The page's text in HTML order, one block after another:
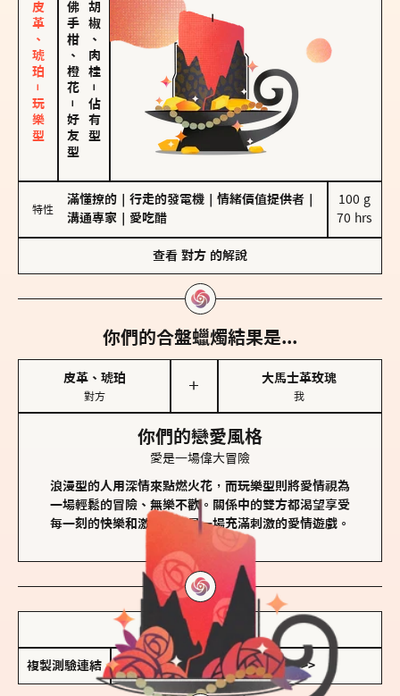
皮革、琥珀－玩樂型 佛手柑、橙花
－
好友型
胡椒、肉桂
－
佔有型
特性
滿懂撩的 行走的發電機 情緒價值提供者
溝通專家
愛吃醋
100 g
70 hrs
查看 對方 的解說
你們的合盤蠟燭結果是...
皮革、琥珀
對方
＋
大馬士革玫瑰
我
你們的戀愛風格
愛是一場偉大冒險
浪漫型的人用深情來點燃火花，而玩樂型則將愛情視為
一場輕鬆的冒險、無樂不歡。關係中的雙方都渴望享受
每一刻的快樂和激動，像是一場充滿刺激的愛情遊戲。
儲存我的結果圖
複製測驗連結 查看香氛類型全解析 >>>